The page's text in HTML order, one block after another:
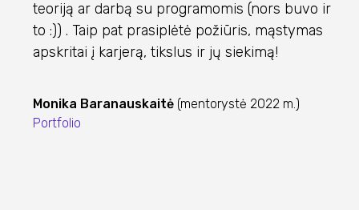
teoriją ar darbą su programomis (nors buvo ir
to :)) . Taip pat prasiplėtė požiūris, mąstymas
apskritai į karjerą, tikslus ir jų siekimą!
Monika Baranauskaitė (mentorystė 2022 m.)
Portfolio